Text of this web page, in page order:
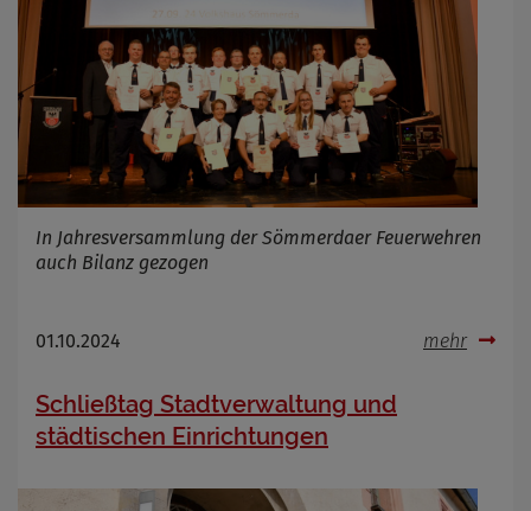
In Jahresversammlung der Sömmerdaer Feuerwehren
auch Bilanz gezogen
01.10.2024 mehr
Schließtag Stadtverwaltung und
städtischen Einrichtungen